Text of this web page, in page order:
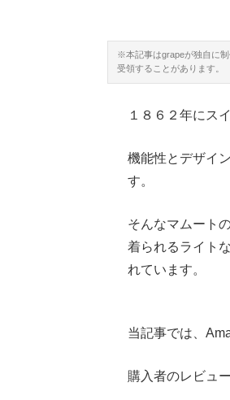
※本記事はgrapeが独自に
受領することがあります。
１８６２年にス
機能性とデザイ
す。
そんなマムート
着られるライト
れています。
当記事では、
購入者のレビュ